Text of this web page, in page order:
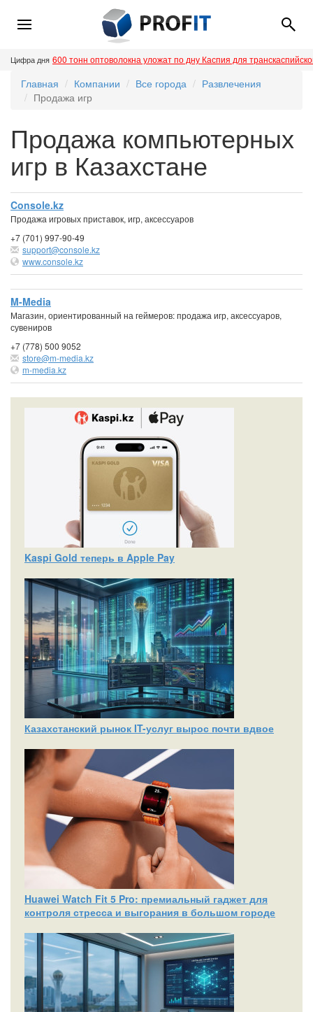
Цифра дня 600 тонн оптоволокна уложат по дну Каспия для
Главная Компании Все города
Развлечения
Продажа игр
Продажа компьютерных
игр в Казахстане
Console.kz
Продажа игровых приставок, игр, аксессуаров
+7 (701) 997-90-49
support@console.kz
www.console.kz
M-Media
Магазин, ориентированный на геймеров: продажа игр, аксессуаров,
сувениров
+7 (778) 500 9052
store@m-media.kz
m-media.kz
Kaspi Gold теперь в Apple Pay
Казахстанский рынок IT-услуг вырос почти вдвое
Huawei Watch Fit 5 Pro: премиальный гаджет для
контроля стресса и выгорания в большом городе